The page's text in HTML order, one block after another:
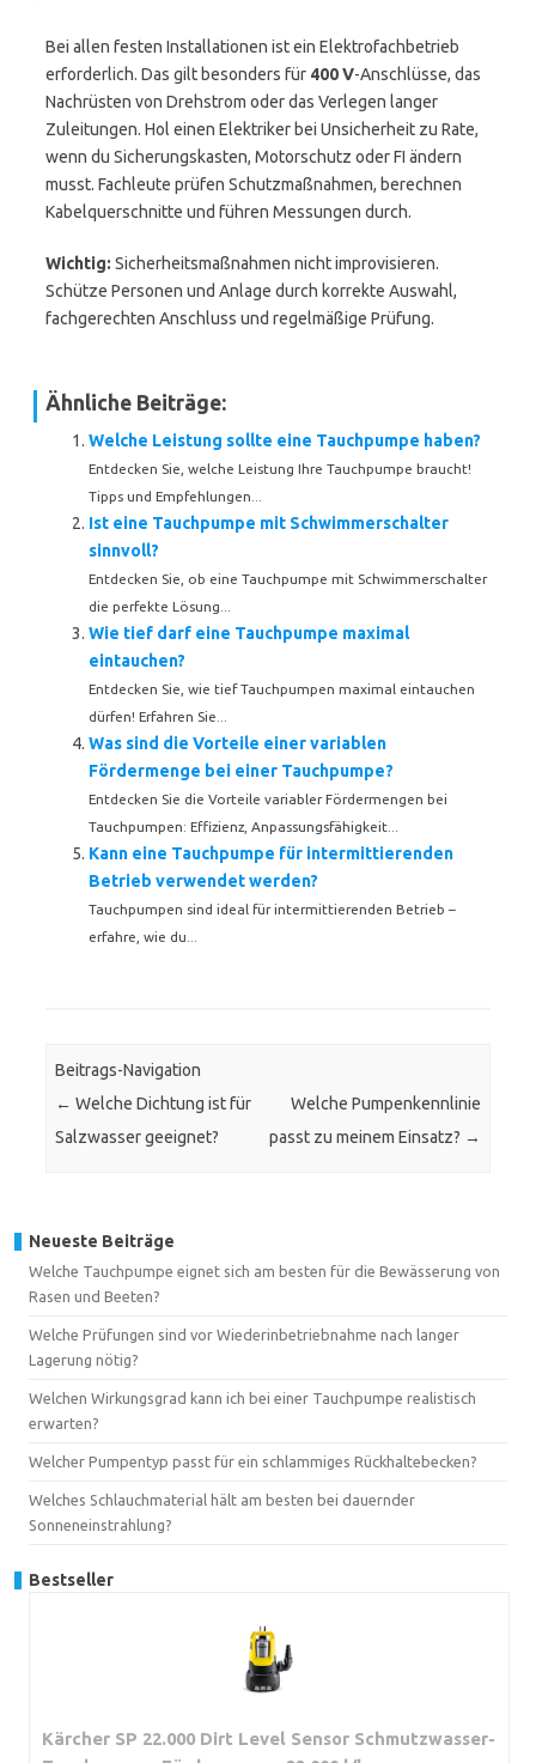
Bei allen festen Installationen ist ein Elektrofachbetrieb
erforderlich. Das gilt besonders für 400 V-Anschlüsse, das
Nachrüsten von Drehstrom oder das Verlegen langer
Zuleitungen. Hol einen Elektriker bei Unsicherheit zu Rate,
wenn du Sicherungskasten, Motorschutz oder FI ändern
musst. Fachleute prüfen Schutzmaßnahmen, berechnen
Kabelquerschnitte und führen Messungen durch.
Wichtig: Sicherheitsmaßnahmen nicht improvisieren.
Schütze Personen und Anlage durch korrekte Auswahl,
fachgerechten Anschluss und regelmäßige Prüfung.
Ähnliche Beiträge:
Welche Leistung sollte eine Tauchpumpe haben?
Entdecken Sie, welche Leistung Ihre Tauchpumpe braucht!
Tipps und Empfehlungen...
Ist eine Tauchpumpe mit Schwimmerschalter
sinnvoll?
Entdecken Sie, ob eine Tauchpumpe mit Schwimmerschalter
die perfekte Lösung...
Wie tief darf eine Tauchpumpe maximal
eintauchen?
Entdecken Sie, wie tief Tauchpumpen maximal eintauchen
dürfen! Erfahren Sie...
Was sind die Vorteile einer variablen
Fördermenge bei einer Tauchpumpe?
Entdecken Sie die Vorteile variabler Fördermengen bei
Tauchpumpen: Effizienz, Anpassungsfähigkeit...
Kann eine Tauchpumpe für intermittierenden
Betrieb verwendet werden?
Tauchpumpen sind ideal für intermittierenden Betrieb –
erfahre, wie du...
Beitrags-Navigation
← Welche Dichtung ist für
Salzwasser geeignet?
Welche Pumpenkennlinie
passt zu meinem Einsatz? →
Neueste Beiträge
Welche Tauchpumpe eignet sich am besten für die Bewässerung von
Rasen und Beeten?
Welche Prüfungen sind vor Wiederinbetriebnahme nach langer
Lagerung nötig?
Welchen Wirkungsgrad kann ich bei einer Tauchpumpe realistisch
erwarten?
Welcher Pumpentyp passt für ein schlammiges Rückhaltebecken?
Welches Schlauchmaterial hält am besten bei dauernder
Sonneneinstrahlung?
Bestseller
Kärcher SP 22.000 Dirt Level Sensor Schmutzwasser-